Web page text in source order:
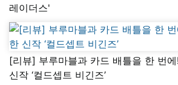
레이더스'
[리뷰] 부루마블과 카드 배틀을 한 번
신작 ‘컬드셉트 비긴즈’